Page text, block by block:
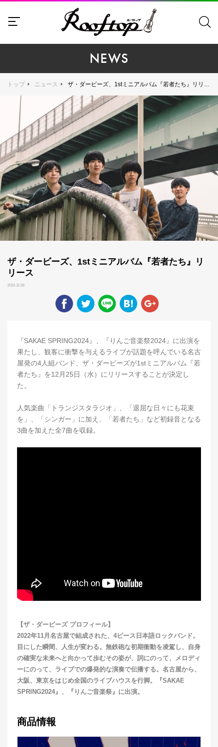
NEWS
トップ ニュース ザ・ダービーズ、1stミニアルバム『若者たち』リリース
ザ・ダービーズ、1stミニアルバム『若者たち』リ
リース
2024.11.08
『SAKAE SPRING2024』、『りんご音楽祭2024』に出演を
果たし、観客に衝撃を与えるライブが話題を呼んでいる名古
屋発の4人組バンド、ザ・ダービーズが1stミニアルバム『若
者たち』を12月25日（水）にリリースすることが決定し
た。
人気楽曲「トランジスタラジオ」、「退屈な日々にも花束
を」、「シンガー」に加え、「若者たち」など初録音となる
3曲を加えた全7曲を収録。
【ザ・ダービーズ プロフィール】
2022年11月名古屋で結成された、4ピース日本語ロックバンド。
目にした瞬間、人生が変わる。無鉄砲な初期衝動を凌駕し、自身
の確実な未来へと向かって歩むその姿が、詞にのって、メロディ
ーにのって、ライブでの爆発的な演奏で伝播する。名古屋から、
大阪、東京をはじめ全国のライブハウスを行脚。『SAKAE
SPRING2024』、『りんご音楽祭』に出演。
商品情報